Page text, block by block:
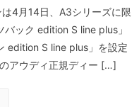
4月14日、A3シリーズに限
バック edition S line plus」
edition S line plus」を設定
アウディ正規ディー […]